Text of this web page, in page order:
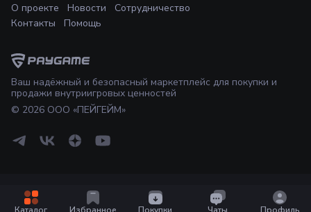
Ваш надёжный и безопасный маркетплейс для покупки и
продажи внутриигровых ценностей
© 2026 ООО «ПЕЙГЕЙМ»
О проекте
Новости
Сотрудничество
Контакты
Помощь